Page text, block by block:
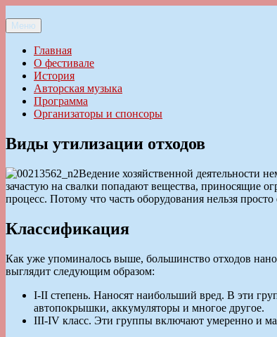
к
содержимому
Ильменский фестиваль авторской песни
Меню
Главная
О фестивале
История
Авторская музыка
Программа
Организаторы и спонсоры
Виды утилизации отходов
Ведение хозяйственной деятельности
зачастую на свалки попадают вещества, приносящие
процесс. Потому что часть оборудования нельзя
Классификация
Как уже упоминалось выше, большинство отходов
выглядит следующим образом:
I-II степень. Наносят наибольший вред. В эти
автопокрышки, аккумуляторы и многое другое.
III-IV класс. Эти группы включают умеренно и